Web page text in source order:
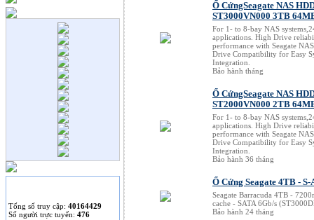
lại với laptop lai tablet
"xếp hình" độc đáo.
Google đang phát triển
Chromebook Pixel đời
Tư vấn chọn mua ổ
cứng gắn ngoài.
Tống số truy cập: 40164429
Số người trực tuyến: 476
Ổ CứngSeagate NAS
ST3000VN000 3TB
For 1- to 8-bay NAS
applications. High Drive
performance with Seagate
Drive Compatibility for Easy
Integration.
Bảo hành tháng
Ổ CứngSeagate NAS
ST2000VN000 2TB
For 1- to 8-bay NAS
applications. High Drive
performance with Seagate
Drive Compatibility for Easy
Integration.
Bảo hành 36 tháng
Ổ Cứng Seagate 4TB -
Seagate Barracuda 4TB -
cache - SATA 6Gb/s
Bảo hành 24 tháng